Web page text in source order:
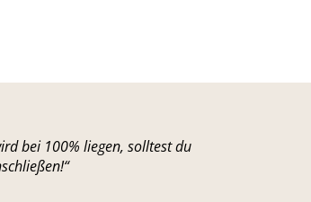
bei 100% liegen, solltest du